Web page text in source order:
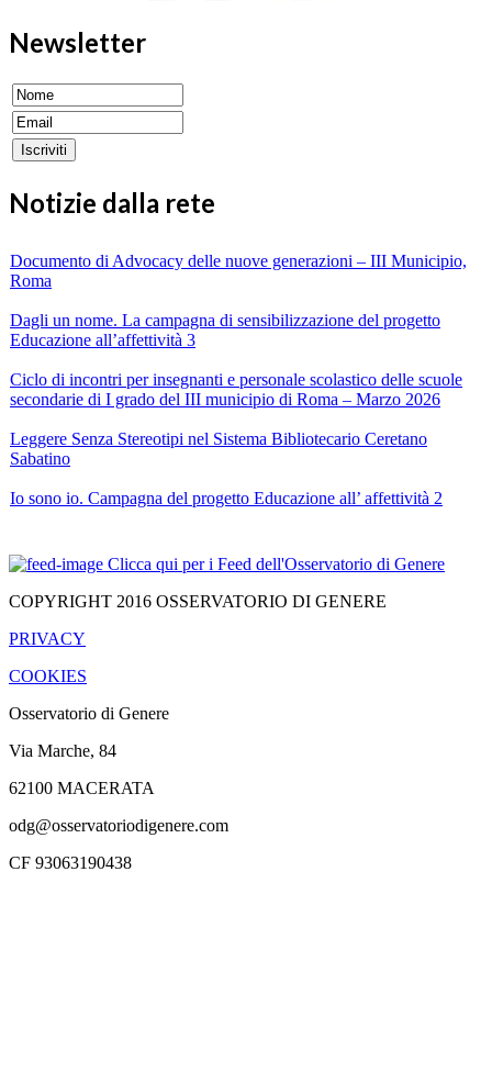
Newsletter
Notizie dalla rete
Documento di Advocacy delle nuove generazioni – III Municipio,
Roma
Dagli un nome. La campagna di sensibilizzazione del progetto
Educazione all’affettività 3
Ciclo di incontri per insegnanti e personale scolastico delle scuole
secondarie di I grado del III municipio di Roma – Marzo 2026
Leggere Senza Stereotipi nel Sistema Bibliotecario Ceretano
Sabatino
Io sono io. Campagna del progetto Educazione all’ affettività 2
Primi appunti sparsi sulle Nuove Indicazioni per la Scuola
dell’infanzia e il Primo ciclo di istruzione
Nel Mondo Gen5 – La campagna
FAMMI CAPIRE risponde a PROVITA: quando i libri fanno
Clicca qui per i Feed dell'Osservatorio di Genere
COPYRIGHT 2016 OSSERVATORIO DI GENERE
PRIVACY
COOKIES
Osservatorio di Genere
Via Marche, 84
62100 MACERATA
odg@osservatoriodigenere.com
CF 93063190438